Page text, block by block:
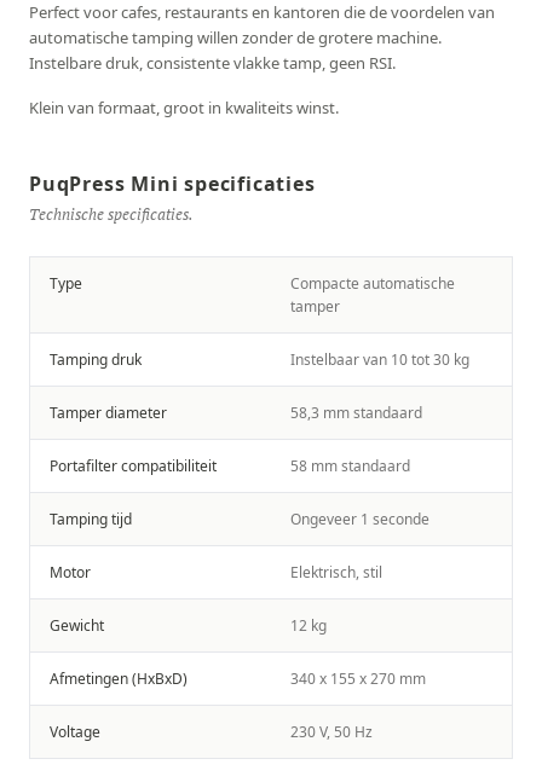
Perfect voor cafes, restaurants en kantoren die de voordelen van
automatische tamping willen zonder de grotere machine.
Instelbare druk, consistente vlakke tamp, geen RSI.
Klein van formaat, groot in kwaliteits winst.
PuqPress Mini specificaties
Technische specificaties.
Type
Compacte automatische
tamper
Tamping druk Instelbaar van 10 tot 30 kg
Tamper diameter 58,3 mm standaard
Portafilter compatibiliteit 58 mm standaard
Tamping tijd Ongeveer 1 seconde
Motor Elektrisch, stil
Gewicht 12 kg
Afmetingen (HxBxD) 340 x 155 x 270 mm
Voltage 230 V, 50 Hz